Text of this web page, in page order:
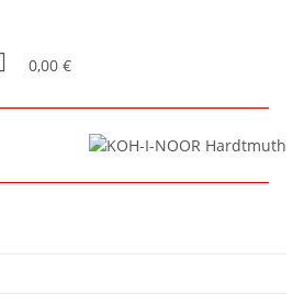
0,00 €